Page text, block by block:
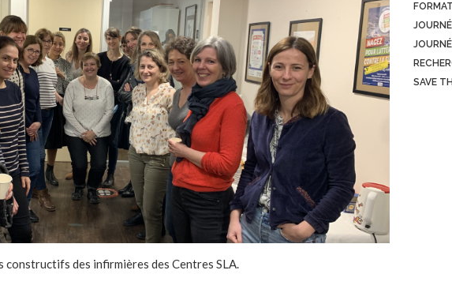
constructifs des infirmières des Centres SLA.
SAVE